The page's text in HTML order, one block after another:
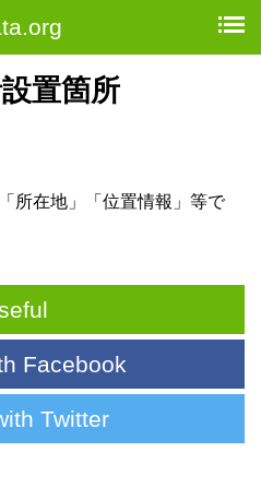
置箇所
所在地」「位置情報」等で
Facebook
Twitter